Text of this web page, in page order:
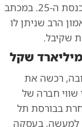
דרעי בבקשה לסיים את כהונתו בכנסת ה-25. במכתב
הרב שניתן לו
שקיבל.
שקל
רכשה את
ביולי 2023 לפי שווי חברה של
בבורסת תל
למעשה, בעסקה